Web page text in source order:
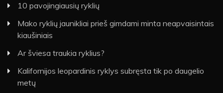
10 pavojingiausių ryklių
Mako ryklių jaunikliai prieš gimdami minta neapvaisintais
kiaušiniais
Ar šviesa traukia ryklius?
Kalifornijos leopardinis ryklys subręsta tik po daugelio
metų